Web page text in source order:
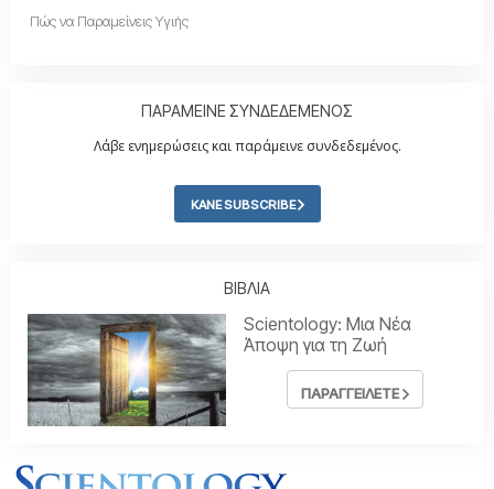
Πώς να Παραμείνεις Υγιής
ΠΑΡΑΜΕΙΝΕ ΣΥΝΔΕΔΕΜΕΝΟΣ
Λάβε ενημερώσεις και παράμεινε συνδεδεμένος.
ΚΑΝΕ SUBSCRIBE
ΒΙΒΛΙΑ
Scientology: Μια Νέα
Άποψη για τη Ζωή
ΠΑΡΑΓΓΕΙΛΕΤΕ